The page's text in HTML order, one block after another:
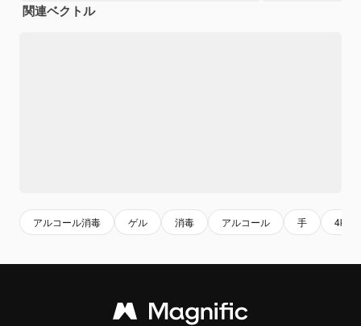
関連ベクトル
アルコール消毒 ゲル 消毒 アルコール 手 4k